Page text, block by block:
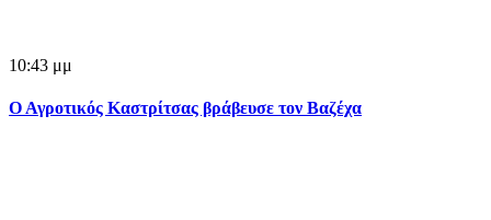
10:43 μμ
Ο Αγροτικός Καστρίτσας βράβευσε τον Βαζέχα